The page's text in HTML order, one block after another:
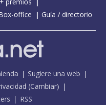
office Guía / directorio
Sugiere una web
(Cambiar)
RSS